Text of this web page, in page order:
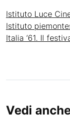
Istituto Luce
Istituto
Italia ‘61. Il
Vedi